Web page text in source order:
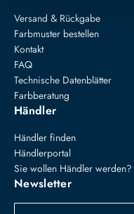
Versand & Rückgabe
Farbmuster bestellen
Kontakt
FAQ
Technische Datenblätter
Farbberatung
Händler
Händler finden
Händlerportal
Sie wollen Händler werden?
Newsletter